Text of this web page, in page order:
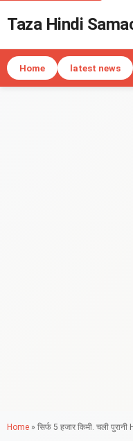
Taza Hindi
Home latest news
Home » सिर्फ 5 हजार किमी. चली